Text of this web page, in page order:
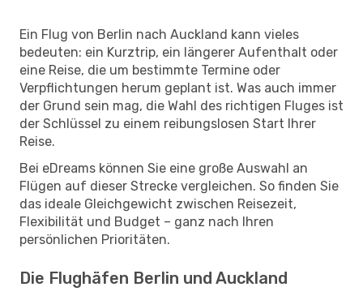
Ein Flug von Berlin nach Auckland kann vieles
bedeuten: ein Kurztrip, ein längerer Aufenthalt oder
eine Reise, die um bestimmte Termine oder
Verpflichtungen herum geplant ist. Was auch immer
der Grund sein mag, die Wahl des richtigen Fluges ist
der Schlüssel zu einem reibungslosen Start Ihrer
Reise.
Bei eDreams können Sie eine große Auswahl an
Flügen auf dieser Strecke vergleichen. So finden Sie
das ideale Gleichgewicht zwischen Reisezeit,
Flexibilität und Budget – ganz nach Ihren
persönlichen Prioritäten.
Die Flughäfen Berlin und Auckland